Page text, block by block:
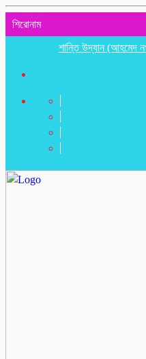
শিরোনাম
শান্তি উদ্যান (আহমেদ নগর)